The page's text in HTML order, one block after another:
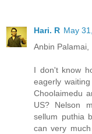
Hari. R May
Anbin Palamai,
I don't know
eagerly
Choolaimedu
US? Nelson
sellum puthia
can very